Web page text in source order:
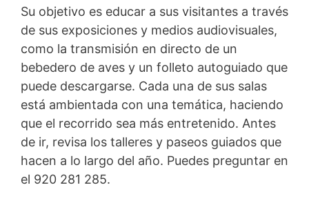
Su objetivo es educar a sus visitantes a través
de sus exposiciones y medios audiovisuales,
como la transmisión en directo de un
bebedero de aves y un folleto autoguiado que
puede descargarse. Cada una de sus salas
está ambientada con una temática, haciendo
que el recorrido sea más entretenido. Antes
de ir, revisa los talleres y paseos guiados que
hacen a lo largo del año. Puedes preguntar en
el 920 281 285.